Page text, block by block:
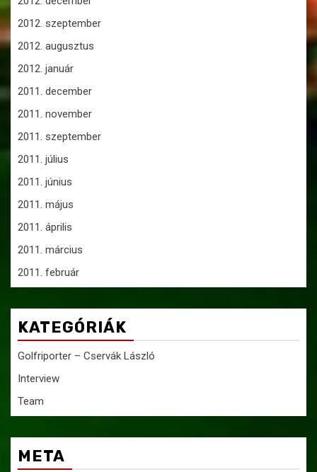
2012. szeptember
2012. augusztus
2012. január
2011. december
2011. november
2011. szeptember
2011. július
2011. június
2011. május
2011. április
2011. március
2011. február
KATEGÓRIÁK
Golfriporter – Cservák László
Interview
Team
META